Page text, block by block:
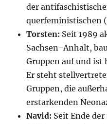
der
querfeministischen
Torsten: Seit 1989
Sachsen-Anhalt,
Gruppen auf und ist
Er steht
Gruppen, die
erstarkenden
Navid: Seit Ende